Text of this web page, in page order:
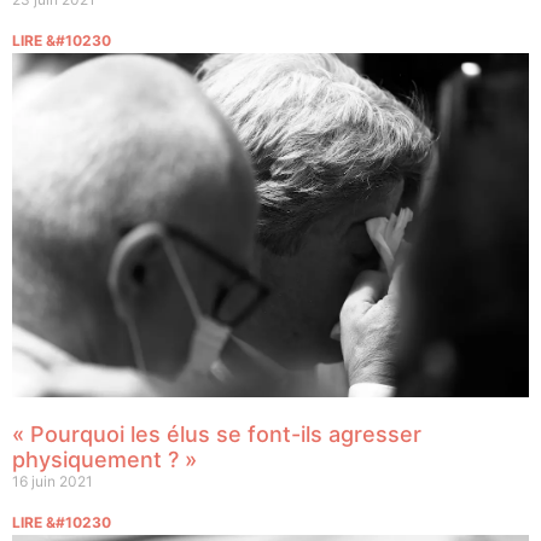
LIRE &#10230
« Pourquoi les élus se font-ils agresser
physiquement ? »
16 juin 2021
LIRE &#10230